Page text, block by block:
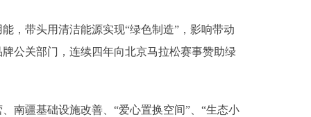
带头用清洁能源实现“绿色制造”，影响带动
公关部门，连续四年向北京马拉松赛事赞助绿
疆基础设施改善、“爱心置换空间”、“生态小